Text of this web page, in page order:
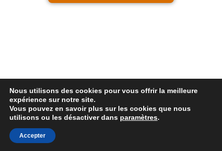
2022 Thermi Control Tous droits réservés.
Mentions légales.
Nous utilisons des cookies pour vous offrir la meilleure
expérience sur notre site.
Vous pouvez en savoir plus sur les cookies que nous
utilisons ou les désactiver dans paramètres.
Accepter